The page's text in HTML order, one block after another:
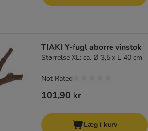
TIAKI Y-fugl aborre vinstok
Størrelse XL: ca. Ø 3,5 x L 40 cm
101,90 kr
Not Rated
Læg i kurv